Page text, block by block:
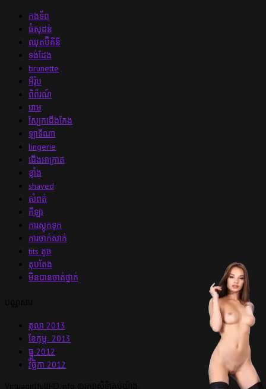
កងទ័ព
ធំសុដន់
ឈុតប៊ីគីនី
ទង់ដែង
brunette
អឺរ៉ុប
ពិព័រណ៍
រោម
ស្បែកជើង​កែង
ឡាទីណា
lingerie
ជើងអាក្រាត
ខ្លាំង
shaved
សំពត់
កីឡា
ការស្តុកទុក
ការចាក់សាក់
tits តូច
តុបតែង
មិនបានចាត់ថ្នាក់
តុលា 2013
ខែកុម្ភៈ 2013
ធ្នូ 2012
វិច្ឆិកា 2012